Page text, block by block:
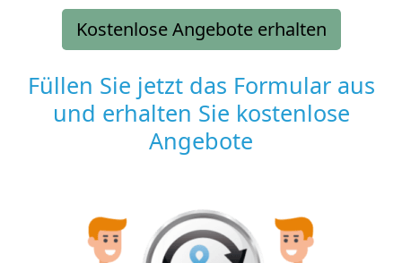
Kostenlose Angebote erhalten
Füllen Sie jetzt das Formular aus
und erhalten Sie kostenlose
Angebote